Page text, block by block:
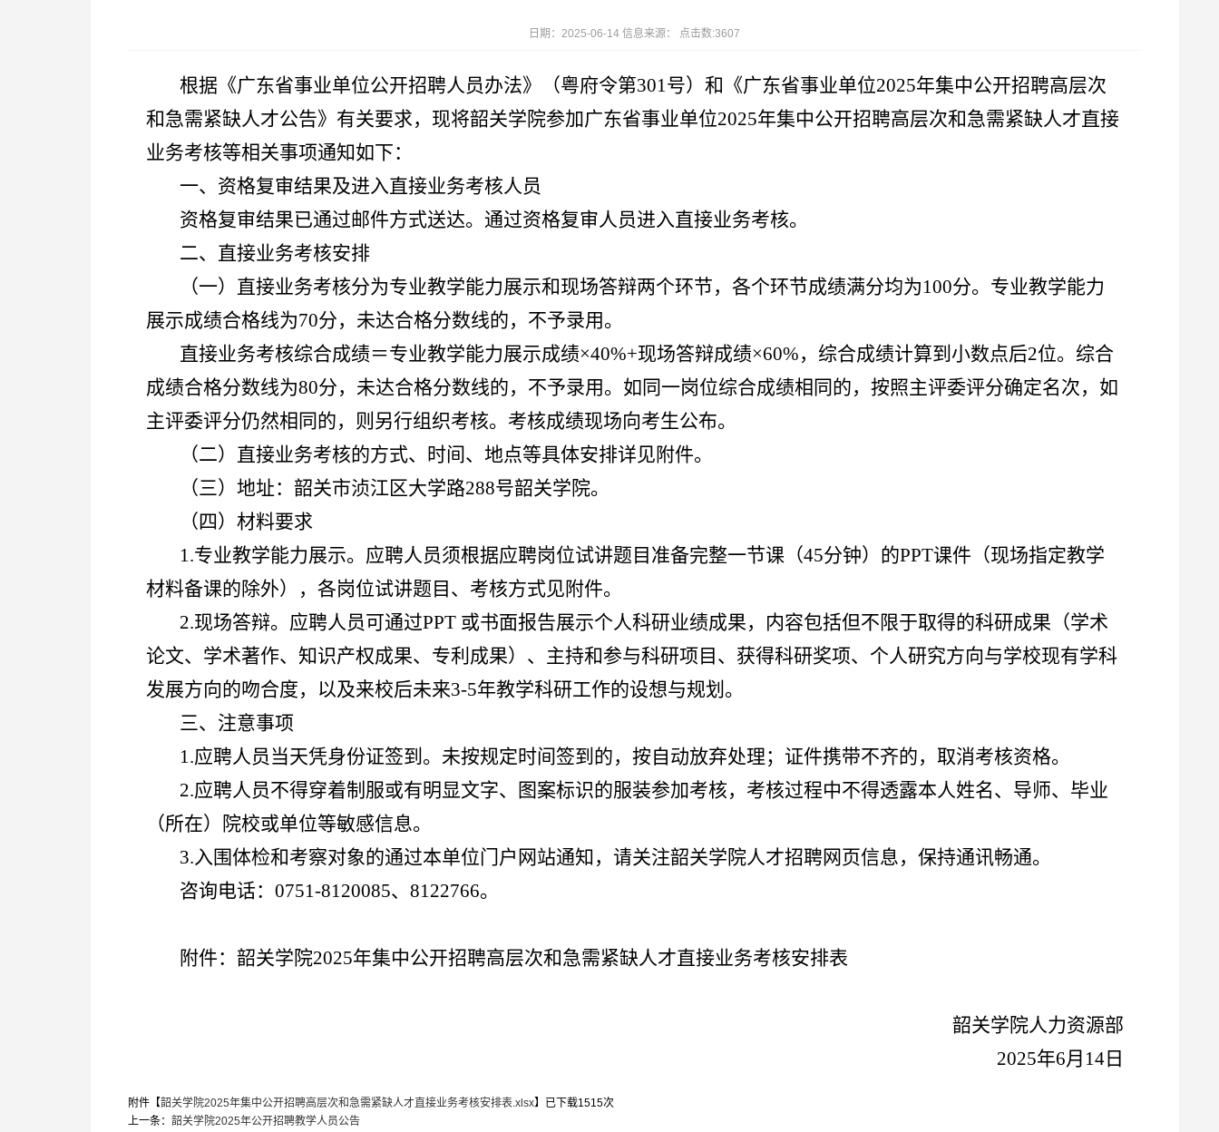
日期：2025-06-14 信息来源： 点击数:3607
根据《广东省事业单位公开招聘人员办法》（粤府令第301号）和《广东省事业单位2025年集中公开招聘高层次
和急需紧缺人才公告》有关要求，现将韶关学院参加广东省事业单位2025年集中公开招聘高层次和急需紧缺人才直接
业务考核等相关事项通知如下：
一、资格复审结果及进入直接业务考核人员
资格复审结果已通过邮件方式送达。通过资格复审人员进入直接业务考核。
二、直接业务考核安排
（一）直接业务考核分为专业教学能力展示和现场答辩两个环节，各个环节成绩满分均为100分。专业教学能力
展示成绩合格线为70分，未达合格分数线的，不予录用。
直接业务考核综合成绩＝专业教学能力展示成绩×40%+现场答辩成绩×60%，综合成绩计算到小数点后2位。综合
成绩合格分数线为80分，未达合格分数线的，不予录用。如同一岗位综合成绩相同的，按照主评委评分确定名次，如
主评委评分仍然相同的，则另行组织考核。考核成绩现场向考生公布。
（二）直接业务考核的方式、时间、地点等具体安排详见附件。
（三）地址：韶关市浈江区大学路288号韶关学院。
（四）材料要求
1.专业教学能力展示。应聘人员须根据应聘岗位试讲题目准备完整一节课（45分钟）的PPT课件（现场指定教学
材料备课的除外），各岗位试讲题目、考核方式见附件。
2.现场答辩。应聘人员可通过PPT 或书面报告展示个人科研业绩成果，内容包括但不限于取得的科研成果（学术
论文、学术著作、知识产权成果、专利成果）、主持和参与科研项目、获得科研奖项、个人研究方向与学校现有学科
发展方向的吻合度，以及来校后未来3-5年教学科研工作的设想与规划。
三、注意事项
1.应聘人员当天凭身份证签到。未按规定时间签到的，按自动放弃处理；证件携带不齐的，取消考核资格。
2.应聘人员不得穿着制服或有明显文字、图案标识的服装参加考核，考核过程中不得透露本人姓名、导师、毕业
（所在）院校或单位等敏感信息。
3.入围体检和考察对象的通过本单位门户网站通知，请关注韶关学院人才招聘网页信息，保持通讯畅通。
咨询电话：0751-8120085、8122766。
附件：韶关学院2025年集中公开招聘高层次和急需紧缺人才直接业务考核安排表
韶关学院人力资源部
2025年6月14日
附件【韶关学院2025年集中公开招聘高层次和急需紧缺人才直接业务考核安排表.xlsx】已下载1515次
上一条： 韶关学院2025年公开招聘教学人员公告